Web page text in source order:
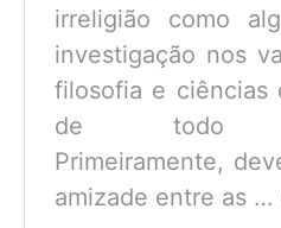
irreligião como
investigação nos
filosofia e ciências
de todo
Primeiramente,
amizade entre as …